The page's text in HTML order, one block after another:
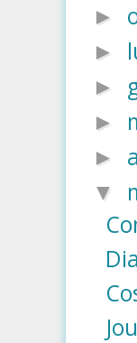
►
►
►
►
►
▼